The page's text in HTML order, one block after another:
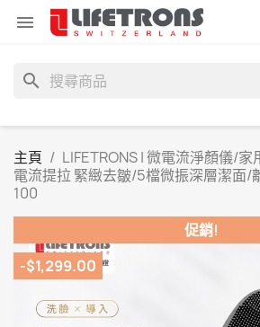

search
主頁
LIFETRONS | 微電流淨顏儀/
電流提拉 緊緻去皺/5檔微振深層潔面/
100
促銷!
-$1,299.00